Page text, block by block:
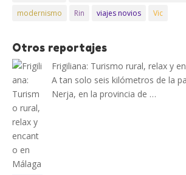
modernismo
Rin viajes novios Vic
Otros reportajes
Frigiliana: Turismo rural, relax y
A tan solo seis kilómetros de la
Nerja, en la provincia de …